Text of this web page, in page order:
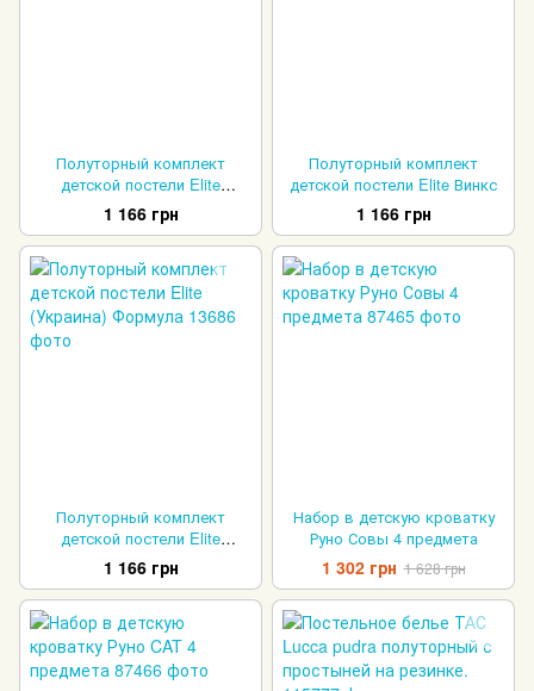
Полуторный комплект
детской постели Elite
Волшебница
1 166 грн
Полуторный комплект
детской постели Elite Винкс
1 166 грн
Полуторный комплект
детской постели Elite
(Украина) Формула
1 166 грн
Набор в детскую кроватку
Руно Совы 4 предмета
1 302 грн 1 628 грн